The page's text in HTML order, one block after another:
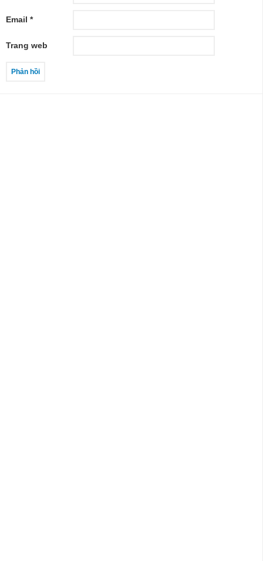
Email *
Trang web